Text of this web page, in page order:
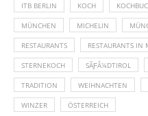
ITB BERLIN KOCH
MÜNCHEN MICHELIN
RESTAURANTS RESTAURANTS IN
STERNEKOCH SÃƑÂ¼DTIROL
TRADITION WEIHNACHTEN
WINZER ÖSTERREICH